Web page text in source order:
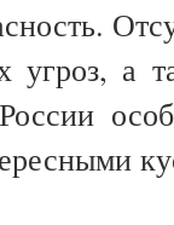
угроз, а